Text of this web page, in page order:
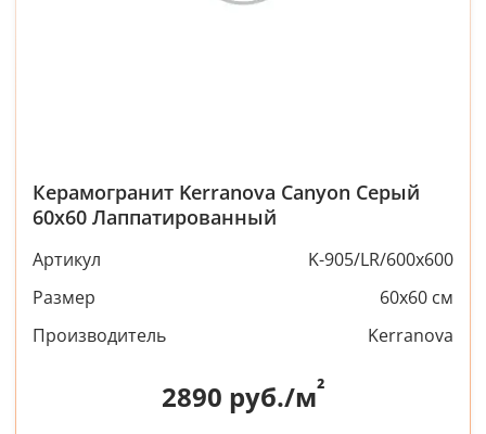
Керамогранит Kerranova Canyon Серый
60x60 Лаппатированный
Артикул
K-905/LR/600x600
Размер
60x60 см
Производитель
Kerranova
2890 руб./м²